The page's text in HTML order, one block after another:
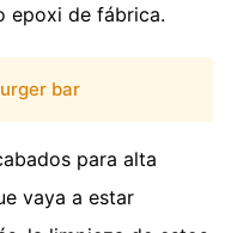
epoxi de fábrica.
bar
para alta
vaya a estar